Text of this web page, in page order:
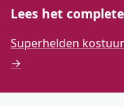
Lees het
Superhelden
→